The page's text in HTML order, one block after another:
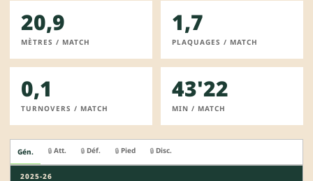
20,9
MÈTRES / MATCH
1,7
PLAQUAGES / MATCH
0,1
TURNOVERS / MATCH
43'22
MIN / MATCH
Gén. 🔒 Att. 🔒 Déf. 🔒 Pied 🔒 Disc.
2025-26